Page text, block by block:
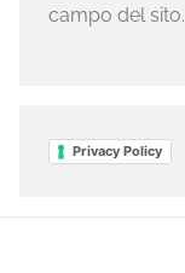
campo del sito.
Privacy Policy